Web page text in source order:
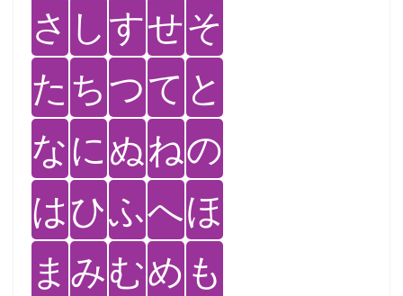
さ しすせそ
た ちつて と
なにぬねの
はひふへほ
ま みむめ も